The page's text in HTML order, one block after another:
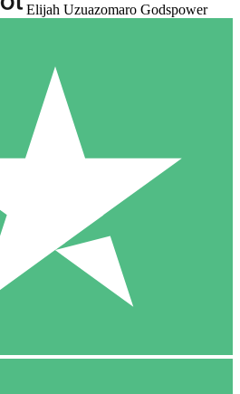
Elijah Uzuazomaro Godspower